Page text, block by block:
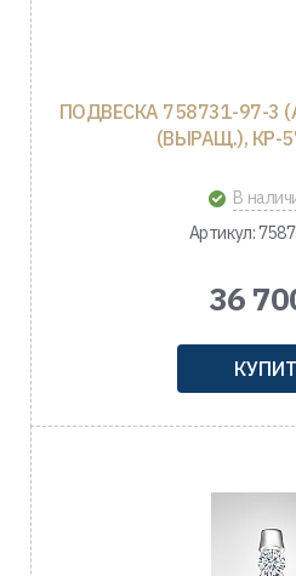
ПОДВЕСКА 758731-97-3
(ВЫРАЩ.), КР-
В
Артикул:
36